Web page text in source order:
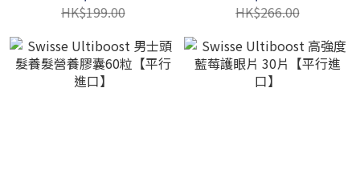
HK$199.00
HK$266.00